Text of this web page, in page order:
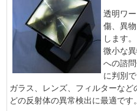
透明ワ
傷、異
します。
微小な
への諮
に判別で
ガラス、レンズ、フィルターな
どの反射体の異常検出に最適です。